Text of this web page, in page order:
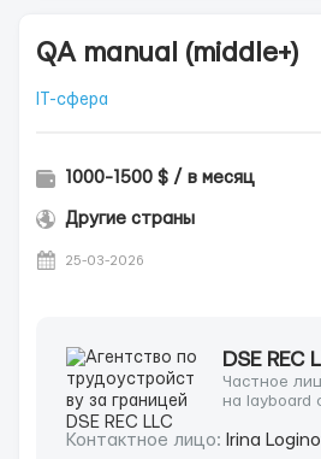
QA manual (middle+)
IT-сфера
1000-1500 $ / в месяц
Другие страны
25-03-2026
DSE REC
Частное
на layboard
Контактное лицо: Irina